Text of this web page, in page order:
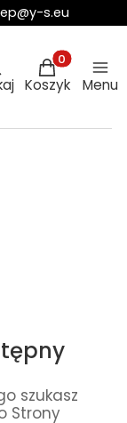
s.eu
Produkty w
Koszyk Menu
szukasz
Strony